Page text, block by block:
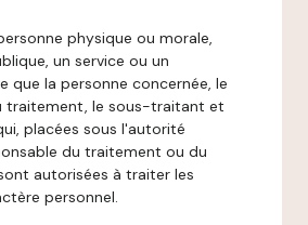
physique ou morale,
un service ou un
que la personne concernée, le
traitement, le sous-traitant et
placées sous l'autorité
du traitement ou du
autorisées à traiter les
personnel.